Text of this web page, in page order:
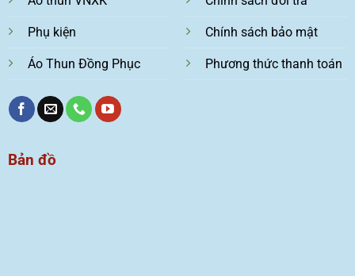
Phụ kiện
Áo Thun Đồng Phục
Chính sách bảo mật
Phương thức thanh toán
Bản đồ